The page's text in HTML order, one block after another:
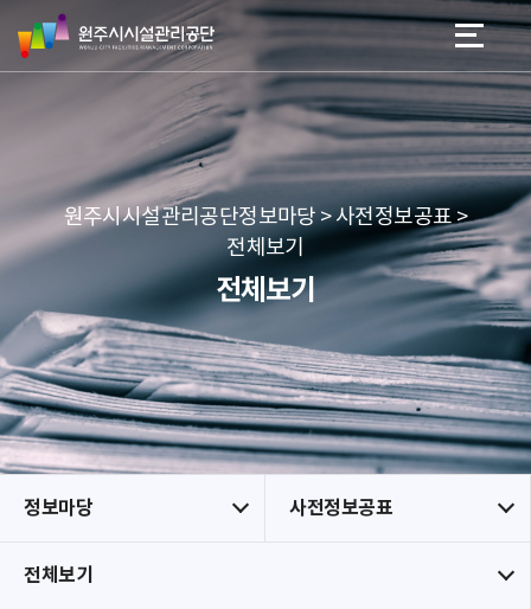
네
본문 바로가기
메뉴 바로가기
원
주
시
리
공
단
원주시시설관리공단정보마당 > 사전정보공표 >
전체보기
전체보기
정보마당 사전정보공표
전체보기